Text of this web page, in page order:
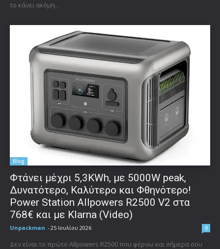
το κάνει ακόμη...
Blog
Φτάνει μέχρι 5,3KWh, με 5000W peak,
Δυνατότερο, Καλύτερο και Φθηνότερο!
Power Station Allpowers R2500 V2 στα
768€ και με Klarna (Video)
Unpackman - 25 Ιουλίου 2026 0
Δεν είναι το πρώτο Allpowers R2500 που φέρνω και σήμερα σου